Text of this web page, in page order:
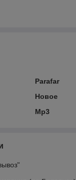
Parafar
Новое
Mp3